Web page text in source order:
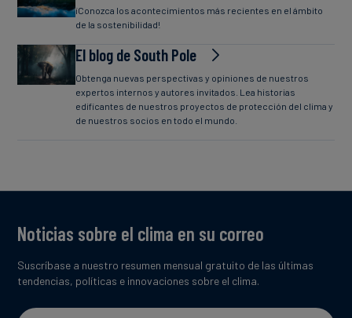
¡Conozca los acontecimientos más recientes en el ámbito
de la sostenibilidad!
El blog de South Pole
Obtenga nuevas perspectivas y opiniones de nuestros
expertos internos y autores invitados. Lea historias
edificantes de nuestros proyectos de protección del clima y
de nuestros socios en todo el mundo.
Noticias sobre el clima en su correo
Suscríbase a nuestro resumen mensual gratuito de las últimas
tendencias, políticas e innovaciones sobre el clima.